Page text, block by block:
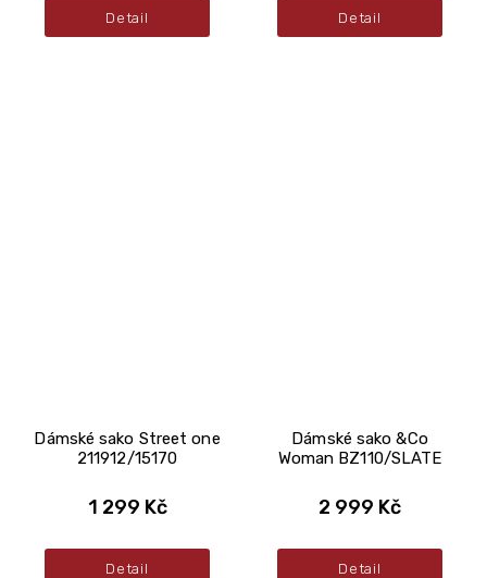
Detail Detail
Dámské sako Street one
211912/15170
1 299 Kč
Detail
Dámské sako &Co
Woman BZ110/SLATE
2 999 Kč
Detail